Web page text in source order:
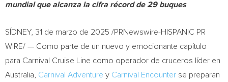
mundial que alcanza la cifra récord de 29 buques
SÍDNEY, 31 de marzo de 2025 /PRNewswire-HISPANIC PR
WIRE/ — Como parte de un nuevo y emocionante capítulo
para Carnival Cruise Line como operador de cruceros líder en
Australia, Carnival Adventure y Carnival Encounter se preparan